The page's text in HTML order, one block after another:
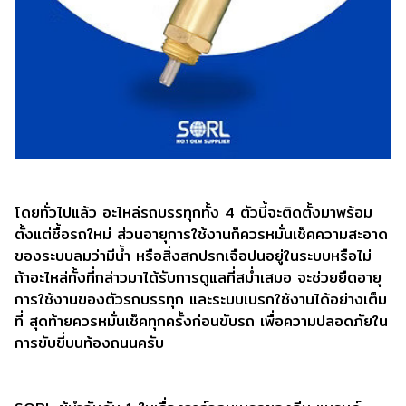
โดยทั่วไปแล้ว อะไหล่รถบรรทุกทั้ง 4 ตัวนี้จะติดตั้งมาพร้อม
ตั้งแต่ซื้อรถใหม่ ส่วนอายุการใช้งานก็ควรหมั่นเช็คความสะอาด
ของระบบลมว่ามีน้ำ หรือสิ่งสกปรกเจือปนอยู่ในระบบหรือไม่
ถ้าอะไหล่ทั้งที่กล่าวมาได้รับการดูแลที่สม่ำเสมอ จะช่วยยืดอายุ
การใช้งานของตัวรถบรรทุก และระบบเบรกใช้งานได้อย่างเต็ม
ที่ สุดท้ายควรหมั่นเช็คทุกครั้งก่อนขับรถ เพื่อความปลอดภัยใน
การขับขี่บนท้องถนนครับ